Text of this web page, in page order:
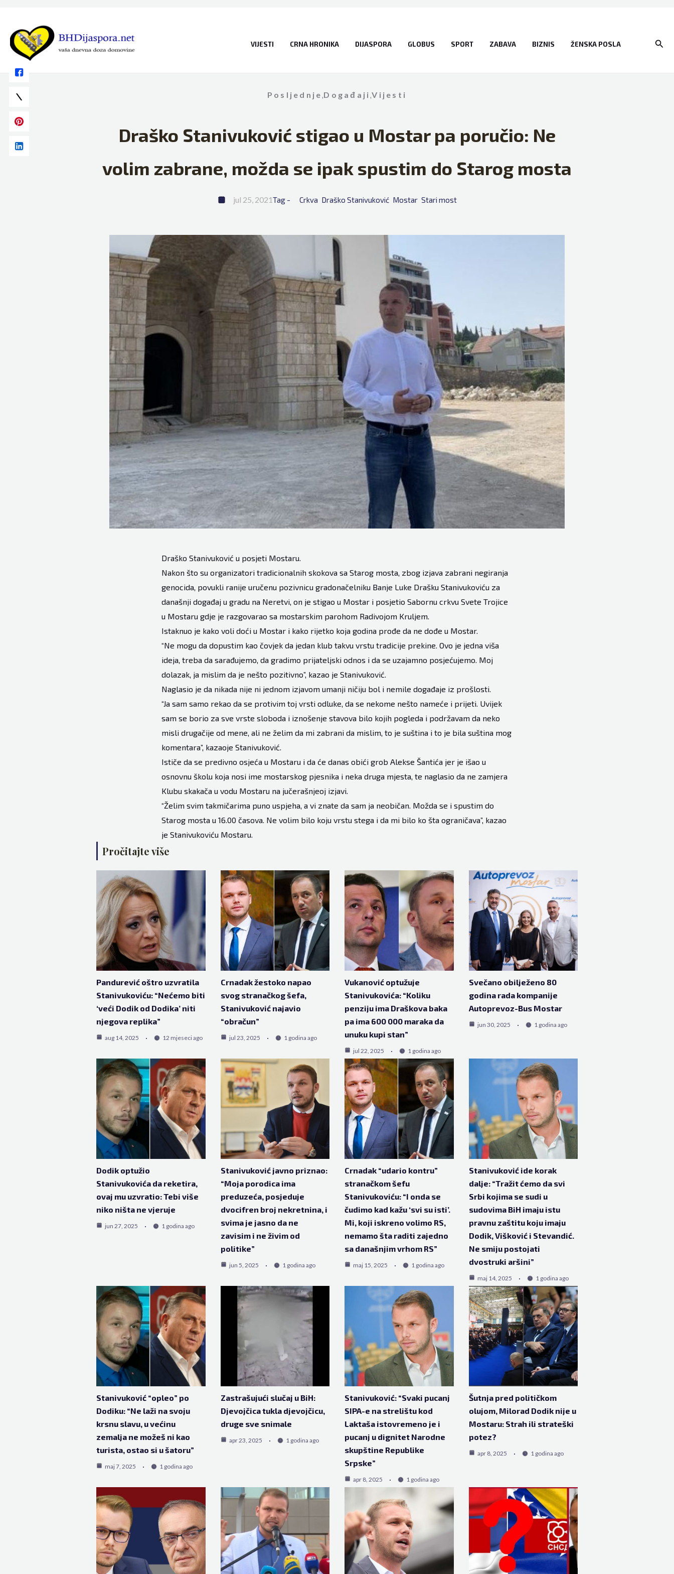
content
VIJESTI CRNA HRONIKA DIJASPORA GLOBUS SPORT ZABAVA BIZNIS ŽENSKA POSLA
Posljednje,Događaji,Vijesti
Draško Stanivuković stigao u Mostar pa poručio: Ne
volim zabrane, možda se ipak spustim do Starog mosta
jul 25, 2021Tag - Crkva Draško Stanivuković Mostar Stari most
Draško Stanivuković u posjeti Mostaru.
Nakon što su organizatori tradicionalnih skokova sa Starog mosta, zbog izjava zabrani negiranja
genocida, povukli ranije uručenu pozivnicu gradonačelniku Banje Luke Drašku Stanivukoviću za
današnji događaj u gradu na Neretvi, on je stigao u Mostar i posjetio Sabornu crkvu Svete Trojice
u Mostaru gdje je razgovarao sa mostarskim parohom Radivojom Kruljem.
Istaknuo je kako voli doći u Mostar i kako rijetko koja godina prođe da ne dođe u Mostar.
“Ne mogu da dopustim kao čovjek da jedan klub takvu vrstu tradicije prekine. Ovo je jedna viša
ideja, treba da sarađujemo, da gradimo prijateljski odnos i da se uzajamno posjećujemo. Moj
dolazak, ja mislim da je nešto pozitivno”, kazao je Stanivuković.
Naglasio je da nikada nije ni jednom izjavom umanji ničiju bol i nemile događaje iz prošlosti.
“Ja sam samo rekao da se protivim toj vrsti odluke, da se nekome nešto nameće i prijeti. Uvijek
sam se borio za sve vrste sloboda i iznošenje stavova bilo kojih pogleda i podržavam da neko
misli drugačije od mene, ali ne želim da mi zabrani da mislim, to je suština i to je bila suština mog
komentara”, kazaoje Stanivuković.
Ističe da se predivno osjeća u Mostaru i da će danas obići grob Alekse Šantića jer je išao u
osnovnu školu koja nosi ime mostarskog pjesnika i neka druga mjesta, te naglasio da ne zamjera
Klubu skakača u vodu Mostaru na jučerašnjeoj izjavi.
“Želim svim takmičarima puno uspjeha, a vi znate da sam ja neobičan. Možda se i spustim do
Starog mosta u 16.00 časova. Ne volim bilo koju vrstu stega i da mi bilo ko šta ograničava”, kazao
je Stanivukoviću Mostaru.
Pročitajte više
Pandurević oštro uzvratila
Stanivukoviću: “Nećemo biti
‘veći Dodik od Dodika’ niti
njegova replika”
aug 14, 2025 12 mjeseci ago
Crnadak žestoko napao
svog stranačkog šefa,
Stanivuković najavio
“obračun”
jul 23, 2025 1 godina ago
Vukanović optužuje
Stanivukovića: “Koliku
penziju ima Draškova baka
pa ima 600 000 maraka da
unuku kupi stan”
jul 22, 2025 1 godina ago
Svečano obilježeno 80
godina rada kompanije
Autoprevoz-Bus Mostar
jun 30, 2025 1 godina ago
Dodik optužio
Stanivukovića da reketira,
ovaj mu uzvratio: Tebi više
niko ništa ne vjeruje
jun 27, 2025 1 godina ago
Stanivuković javno priznao:
“Moja porodica ima
preduzeća, posjeduje
dvocifren broj nekretnina, i
svima je jasno da ne
zavisim i ne živim od
politike”
jun 5, 2025 1 godina ago
Crnadak “udario kontru”
stranačkom šefu
Stanivukoviću: “I onda se
čudimo kad kažu ‘svi su isti’.
Mi, koji iskreno volimo RS,
nemamo šta raditi zajedno
sa današnjim vrhom RS”
maj 15, 2025 1 godina ago
Stanivuković ide korak
dalje: “Tražit ćemo da svi
Srbi kojima se sudi u
sudovima BiH imaju istu
pravnu zaštitu koju imaju
Dodik, Višković i Stevandić.
Ne smiju postojati
dvostruki aršini”
maj 14, 2025 1 godina ago
Stanivuković “opleo” po
Dodiku: “Ne laži na svoju
krsnu slavu, u većinu
zemalja ne možeš ni kao
turista, ostao si u šatoru”
maj 7, 2025 1 godina ago
Zastrašujući slučaj u BiH:
Djevojčica tukla djevojčicu,
druge sve snimale
apr 23, 2025 1 godina ago
Stanivuković: “Svaki pucanj
SIPA-e na strelištu kod
Laktaša istovremeno je i
pucanj u dignitet Narodne
skupštine Republike
Srpske”
apr 8, 2025 1 godina ago
Šutnja pred političkom
olujom, Milorad Dodik nije u
Mostaru: Strah ili strateški
potez?
apr 8, 2025 1 godina ago